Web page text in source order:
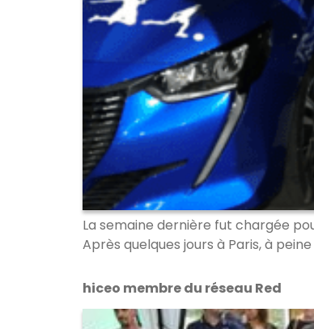
La semaine dernière fut chargée
Après quelques jours à Paris, à
hiceo membre du réseau Red